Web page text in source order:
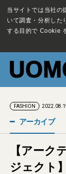
当サイトでは当社の
いて調査・分析した
する目的で Cookie
FASHION
アーカイブ
【アーク
ジェクト